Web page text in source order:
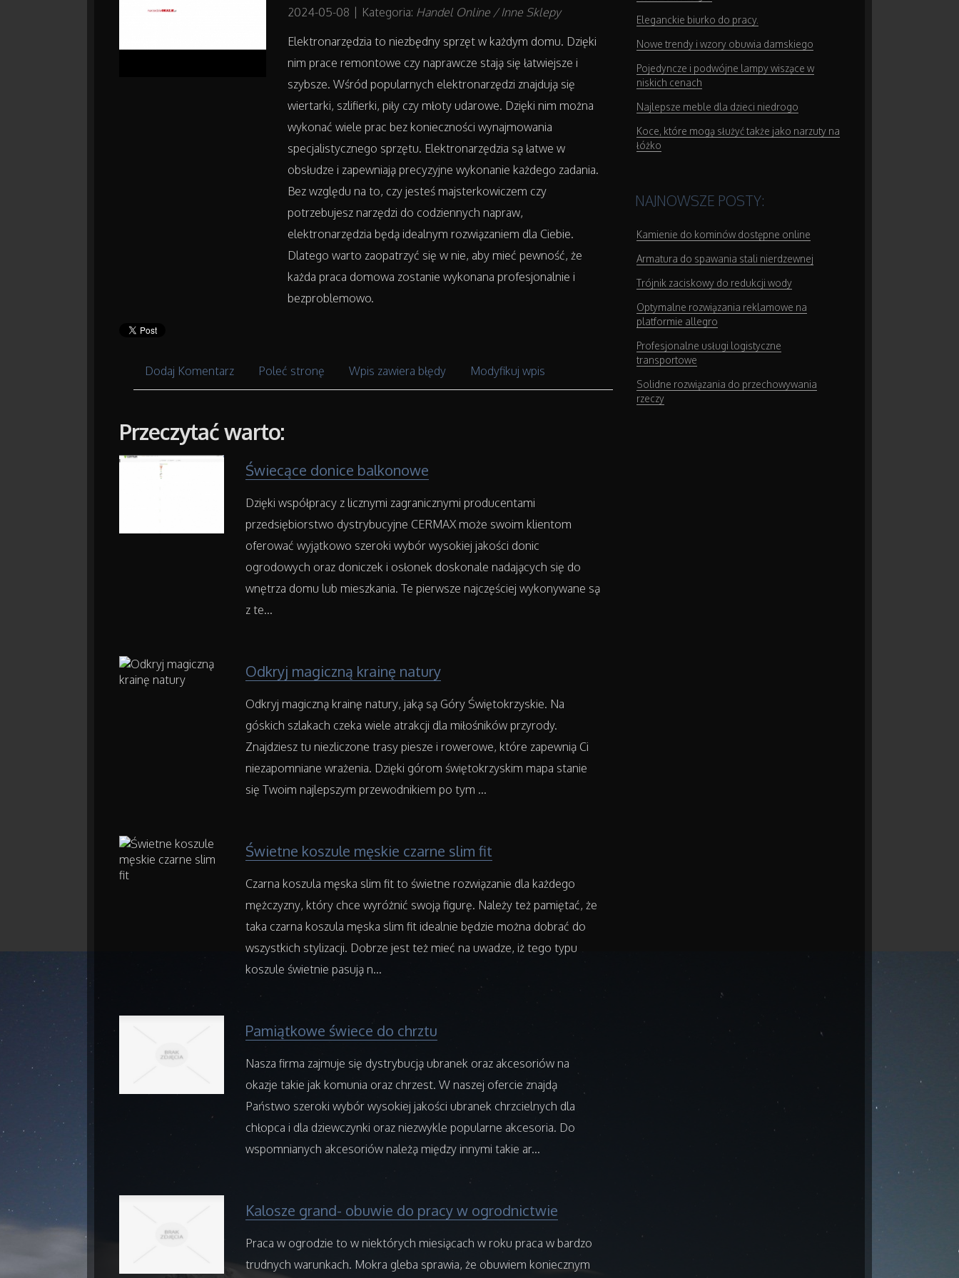
2024-05-08 Kategoria: Handel Online / Inne Sklepy
Elektronarzędzia to niezbędny sprzęt w każdym domu. Dzięki
nim prace remontowe czy naprawcze stają się łatwiejsze i
szybsze. Wśród popularnych elektronarzędzi znajdują się
wiertarki, szlifierki, piły czy młoty udarowe. Dzięki nim można
wykonać wiele prac bez konieczności wynajmowania
specjalistycznego sprzętu. Elektronarzędzia są łatwe w
obsłudze i zapewniają precyzyjne wykonanie każdego zadania.
Bez względu na to, czy jesteś majsterkowiczem czy
potrzebujesz narzędzi do codziennych napraw,
elektronarzędzia będą idealnym rozwiązaniem dla Ciebie.
Dlatego warto zaopatrzyć się w nie, aby mieć pewność, że
każda praca domowa zostanie wykonana profesjonalnie i
bezproblemowo.
Dodaj Komentarz Poleć stronę Wpis zawiera błędy Modyfikuj wpis
Przeczytać warto:
Świecące donice balkonowe
Dzięki współpracy z licznymi zagranicznymi producentami
przedsiębiorstwo dystrybucyjne CERMAX może swoim klientom
oferować wyjątkowo szeroki wybór wysokiej jakości donic
ogrodowych oraz doniczek i osłonek doskonale nadających się do
wnętrza domu lub mieszkania. Te pierwsze najczęściej wykonywane są
z te...
Odkryj magiczną krainę natury
Odkryj magiczną krainę natury, jaką są Góry Świętokrzyskie. Na
góskich szlakach czeka wiele atrakcji dla miłośników przyrody.
Znajdziesz tu niezliczone trasy piesze i rowerowe, które zapewnią Ci
niezapomniane wrażenia. Dzięki górom świętokrzyskim mapa stanie
się Twoim najlepszym przewodnikiem po tym ...
Świetne koszule męskie czarne slim fit
Czarna koszula męska slim fit to świetne rozwiązanie dla każdego
mężczyzny, który chce wyróżnić swoją figurę. Należy też pamiętać, że
taka czarna koszula męska slim fit idealnie będzie można dobrać do
wszystkich stylizacji. Dobrze jest też mieć na uwadze, iż tego typu
koszule świetnie pasują n...
Pamiątkowe świece do chrztu
Nasza firma zajmuje się dystrybucją ubranek oraz akcesoriów na
okazje takie jak komunia oraz chrzest. W naszej ofercie znajdą
Państwo szeroki wybór wysokiej jakości ubranek chrzcielnych dla
chłopca i dla dziewczynki oraz niezwykle popularne akcesoria. Do
wspomnianych akcesoriów należą między innymi takie ar...
Kalosze grand- obuwie do pracy w ogrodnictwie
Praca w ogrodzie to w niektórych miesiącach w roku praca w bardzo
trudnych warunkach. Mokra gleba sprawia, że obuwiem koniecznym
Eleganckie biurko do pracy.
Nowe trendy i wzory obuwia damskiego
Pojedyncze i podwójne lampy wiszące w
niskich cenach
Najlepsze meble dla dzieci niedrogo
Koce, które mogą służyć także jako narzuty na
łóżko
NAJNOWSZE POSTY:
Kamienie do kominów dostępne online
Armatura do spawania stali nierdzewnej
Trójnik zaciskowy do redukcji wody
Optymalne rozwiązania reklamowe na
platformie allegro
Profesjonalne usługi logistyczne
transportowe
Solidne rozwiązania do przechowywania
rzeczy